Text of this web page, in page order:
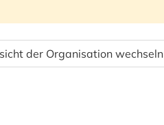
der Organisation wechseln